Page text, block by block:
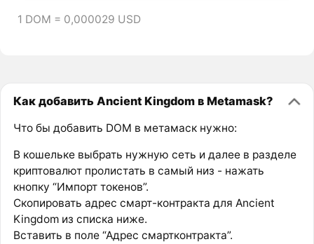
1 DOM = 0,000029 USD
Как добавить Ancient Kingdom в Metamask?
Что бы добавить DOM в метамаск нужно:
В кошельке выбрать нужную сеть и далее в разделе
криптовалют пролистать в самый низ - нажать
кнопку “Импорт токенов”.
Скопировать адрес смарт-контракта для Ancient
Kingdom из списка ниже.
Вставить в поле “Адрес смартконтракта”.